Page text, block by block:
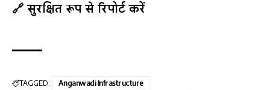
🔗 सुरक्षित रूप से रिपोर्ट करें
TAGGED:
Anganwadi Infrastructure